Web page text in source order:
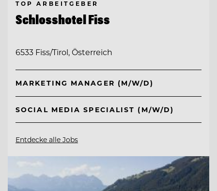
TOP ARBEITGEBER
Schlosshotel Fiss
6533 Fiss/Tirol, Österreich
MARKETING MANAGER (M/W/D)
SOCIAL MEDIA SPECIALIST (M/W/D)
Entdecke alle Jobs